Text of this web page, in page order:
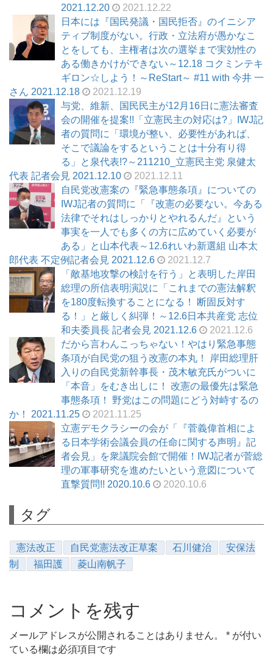
2021.12.20
2021.12.22
日本には『国民発議・国民拒否』のイニシア
ティブ制度がない。行政・立法府が愚かなこ
とをしても、主権者は次の選挙まで実効性の
ある働きかけができない～12.18 コクミンテキ
ギロン☆しよう！～ReStart～ #11 with 今井 一
さん 2021.12.18
2021.12.19
与党、維新、国民民主が12月16日に憲法審査
会の開催を提案!!「立憲民主の対応は?」IWJ記
者の質問に「環境が整い、必要性があれば、
そこで議論をするということは十分有り得
る」と泉代表!?～211210_立憲民主党 泉健太
代表 記者会見 2021.12.10
2021.12.11
自民党改憲案の『緊急事態条項』についての
IWJ記者の質問に「『改憲の必要ない。今ある
法律でそれはしっかりとやれるんだ』という
事実を一人でも多くの方に広めていく必要が
ある」と山本代表～12.6れいわ新選組 山本太
郎代表 不定例記者会見 2021.12.6
2021.12.7
「敵基地攻撃の検討を行う」と表明した岸田
総理の所信表明演説に「これまでの憲法解釈
を180度転換することになる！ 断固反対す
る！」と厳しく糾弾！～12.6日本共産党 志位
和夫委員長 記者会見 2021.12.6
2021.12.6
だから言わんこっちゃない！やはり緊急事態
条項が自民党の狙う改憲の本丸！ 岸田総理肝
入りの自民党新幹事長・茂木敏充氏がついに
「本音」をむき出しに！ 改憲の最優先は緊急
事態条項！ 野党はこの問題にどう対峙するの
か！ 2021.11.25
2021.11.25
立憲デモクラシーの会が「『菅義偉首相によ
る日本学術会議会員の任命に関する声明』記
者会見」を衆議院会館で開催！IWJ記者が菅総
理の軍事研究を進めたいという意図について
直撃質問!! 2020.10.6
2020.10.6
タグ
憲法改正 自民党憲法改正草案 石川健治
安保法
制
福田護 菱山南帆子
コメントを残す
メールアドレスが公開されることはありません。 * が付い
ている欄は必須項目です